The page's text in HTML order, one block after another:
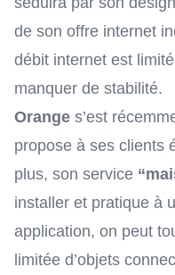
de son offre internet
débit internet est
manquer de stabilité.
Orange s’est
propose à ses clients
plus, son service
installer et pratique à
application, on peut
limitée d’objets